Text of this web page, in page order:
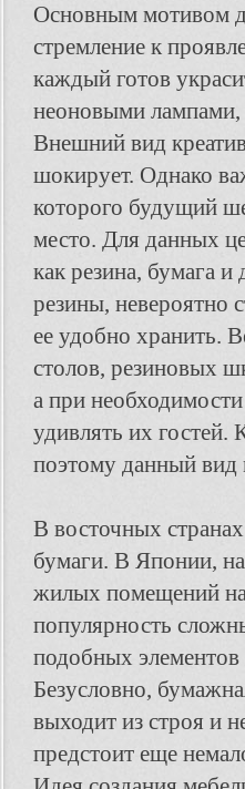
Основным мотивом
стремление к
каждый готов
неоновыми лампами,
Внешний вид
шокирует. Однако
которого будущий
место. Для данных
как резина, бумага
резины, невероятно
ее удобно хранить.
столов, резиновых
а при
удивлять их гостей.
поэтому данный вид
В восточных
бумаги. В Японии,
жилых помещений на
популярность
подобных элементов
Безусловно,
выходит из строя и
предстоит еще